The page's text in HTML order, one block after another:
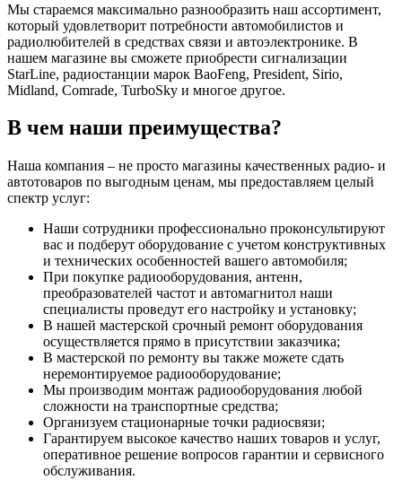
Мы стараемся максимально разнообразить наш ассортимент,
который удовлетворит потребности автомобилистов и
радиолюбителей в средствах связи и автоэлектронике. В
нашем магазине вы сможете приобрести сигнализации
StarLine, радиостанции марок BaoFeng, President, Sirio,
Midland, Comrade, TurboSky и многое другое.
В чем наши преимущества?
Наша компания – не просто магазины качественных радио- и
автотоваров по выгодным ценам, мы предоставляем целый
спектр услуг:
Наши сотрудники профессионально проконсультируют
вас и подберут оборудование с учетом конструктивных
и технических особенностей вашего автомобиля;
При покупке радиооборудования, антенн,
преобразователей частот и автомагнитол наши
специалисты проведут его настройку и установку;
В нашей мастерской срочный ремонт оборудования
осуществляется прямо в присутствии заказчика;
В мастерской по ремонту вы также можете сдать
неремонтируемое радиооборудование;
Мы производим монтаж радиооборудования любой
сложности на транспортные средства;
Организуем стационарные точки радиосвязи;
Гарантируем высокое качество наших товаров и услуг,
оперативное решение вопросов гарантии и сервисного
обслуживания.